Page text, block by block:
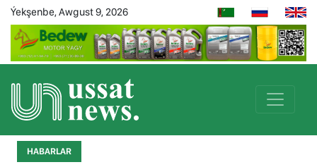
Ýekşenbe, Awgust 9, 2026
HABARLAR